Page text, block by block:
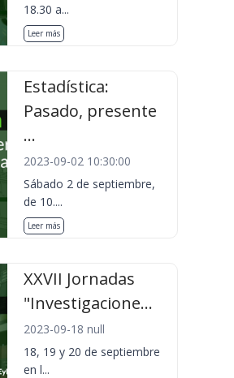
18.30 a...
Leer más
Estadística:
Pasado, presente
...
2023-09-02 10:30:00
Sábado 2 de septiembre,
de 10....
Leer más
XXVII Jornadas
"Investigacione...
2023-09-18 null
18, 19 y 20 de septiembre
en l...